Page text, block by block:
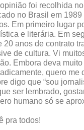
foi recolhida
no Brasil em
Em primeiro lugar
e literária. Em
20 anos de contrato
de cultura. Vi
Embora deva
quero me
digo que “sou
ser lembrado,
humano só se
pra todos!